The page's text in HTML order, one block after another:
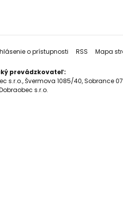
o prístupnosti RSS Mapa
prevádzkovateľ:
s.r.o., Švermova 1085/40, Sobrance
s.r.o.